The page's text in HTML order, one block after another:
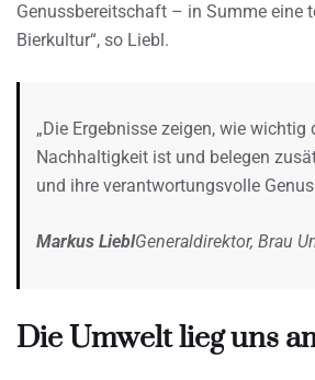
Genussbereitschaft – in Summe eine
Bierkultur“, so Liebl.
„Die Ergebnisse zeigen, wie wichtig
Nachhaltigkeit ist und belegen
und ihre verantwortungsvolle
Markus LieblGeneraldirektor, Brau
Die Umwelt lieg uns